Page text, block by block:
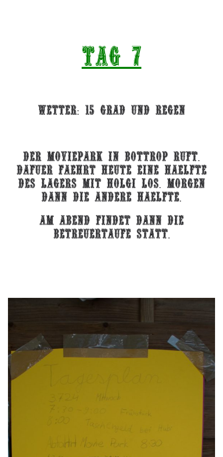
Tag 7
Wetter: 15 Grad und REGEn
Der Moviepark in bottrop ruft.
dafuer faehrt heute eine haelfte
des lagers mit holgi los. morgen
dann die andere haelfte.
AM Abend findet dann die
betreuertaufe statt.